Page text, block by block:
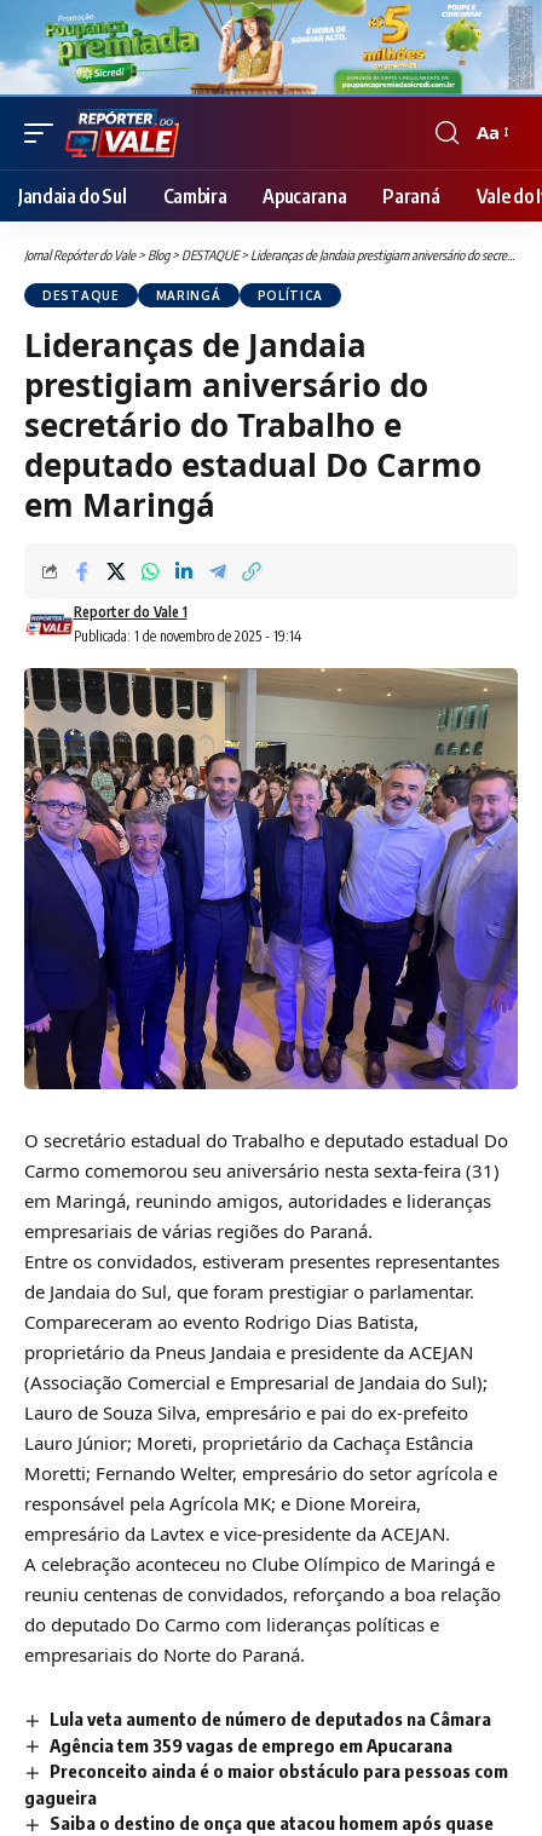
Font
Resizer
Aa
Jandaia do Sul Cambira Apucarana Paraná Vale do
Jornal Repórter do Vale> Blog> DESTAQUE> Lideranças de Jandaia prestigiam aniversário do secretário do Trabalho e deputado estadual Do Carmo em Maringá
DESTAQUE MARINGÁ POLÍTICA
Lideranças de Jandaia
prestigiam aniversário do
secretário do Trabalho e
deputado estadual Do Carmo
em Maringá
Publicada: 1 de novembro de 2025 - 19:14
Reporter do Vale 1
O secretário estadual do Trabalho e deputado estadual Do
Carmo comemorou seu aniversário nesta sexta-feira (31)
em Maringá, reunindo amigos, autoridades e lideranças
empresariais de várias regiões do Paraná.
Entre os convidados, estiveram presentes representantes
de Jandaia do Sul, que foram prestigiar o parlamentar.
Compareceram ao evento Rodrigo Dias Batista,
proprietário da Pneus Jandaia e presidente da ACEJAN
(Associação Comercial e Empresarial de Jandaia do Sul);
Lauro de Souza Silva, empresário e pai do ex-prefeito
Lauro Júnior; Moreti, proprietário da Cachaça Estância
Moretti; Fernando Welter, empresário do setor agrícola e
responsável pela Agrícola MK; e Dione Moreira,
empresário da Lavtex e vice-presidente da ACEJAN.
A celebração aconteceu no Clube Olímpico de Maringá e
reuniu centenas de convidados, reforçando a boa relação
do deputado Do Carmo com lideranças políticas e
empresariais do Norte do Paraná.
Lula veta aumento de número de deputados na Câmara
Agência tem 359 vagas de emprego em Apucarana
Preconceito ainda é o maior obstáculo para pessoas com
gagueira
Saiba o destino de onça que atacou homem após quase